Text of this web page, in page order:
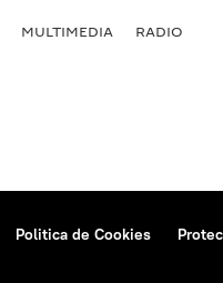
MULTIMEDIA RADIO
Politica de Cookies